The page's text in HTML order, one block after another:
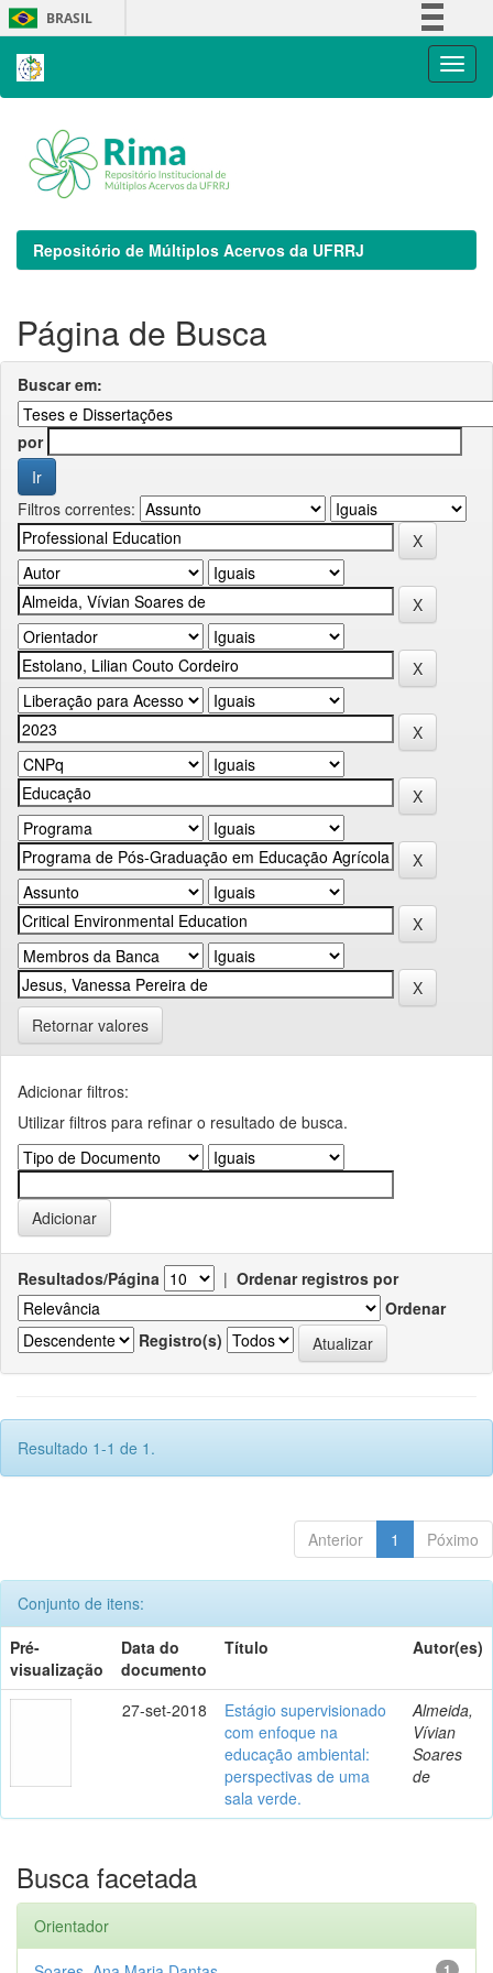
Skip
navigation
BRASIL
Repositório de Múltiplos Acervos da UFRRJ
Página de Busca
Buscar em:
por
Filtros correntes:
Retornar valores
Adicionar filtros:
Utilizar filtros para refinar o resultado de busca.
Resultados/Página | Ordenar registros por
Ordenar
Registro(s)
Resultado 1-1 de 1.
Anterior 1 Póximo
Conjunto de itens:
Pré-
visualização
Data do
documento
Título Autor(es)
27-set-2018
Estágio supervisionado
com enfoque na
educação ambiental:
perspectivas de uma
sala verde.
Almeida,
Vívian
Soares
de
Busca facetada
Orientador